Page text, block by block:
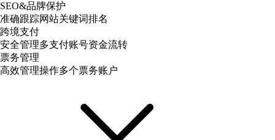
SEO&品牌保护
准确跟踪网站关键词排名
跨境支付
安全管理多支付账号资金流转
票务管理
高效管理操作多个票务账户